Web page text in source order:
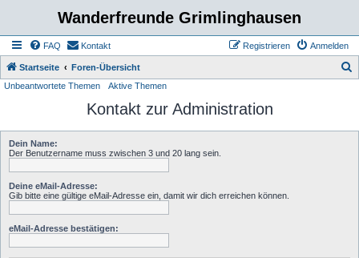
Wanderfreunde Grimlinghausen
FAQ Kontakt Anmelden
Registrieren
Startseite Foren-Übersicht
Unbeantwortete Themen Aktive Themen
Kontakt zur Administration
Dein Name:
Der Benutzername muss zwischen 3 und 20 lang sein.
Deine eMail-Adresse:
Gib bitte eine gültige eMail-Adresse ein, damit wir dich erreichen können.
eMail-Adresse bestätigen: